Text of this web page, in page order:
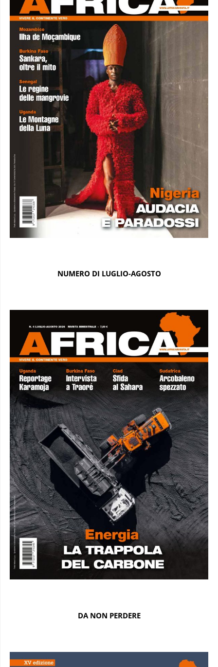
NUMERO DI LUGLIO-AGOSTO
DA NON PERDERE